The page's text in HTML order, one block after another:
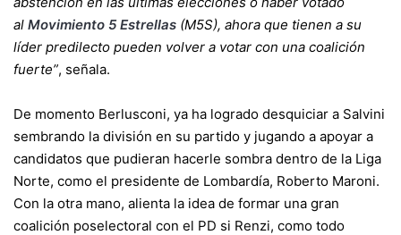
al Movimiento 5 Estrellas (M5S), ahora que tienen a su
líder predilecto pueden volver a votar con una coalición
fuerte”, señala.
De momento Berlusconi, ya ha logrado desquiciar a Salvini
sembrando la división en su partido y jugando a apoyar a
candidatos que pudieran hacerle sombra dentro de la Liga
Norte, como el presidente de Lombardía, Roberto Maroni.
Con la otra mano, alienta la idea de formar una gran
coalición poselectoral con el PD si Renzi, como todo